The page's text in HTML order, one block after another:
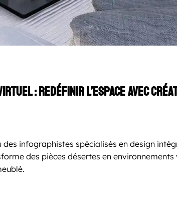
virtuel : redéfinir l’espace avec
infographistes spécialisés en design
des pièces désertes en